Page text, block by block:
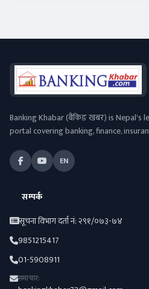
Banking Khabar (बैंकिङ खबर) is Nepal's
portal covering banking, finance,
EN
सम्पर्क
सूचना विभाग दर्ता नं: २९१/०७३-७४
9851215417
01-5908911
समाचार: